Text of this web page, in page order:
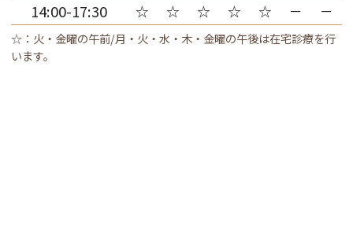
☆：火・金曜の午前/月・火・水・木・金曜の午後は在宅診療を行
います。
14:00-17:30 ☆ ☆ ☆ ☆ ☆ － －